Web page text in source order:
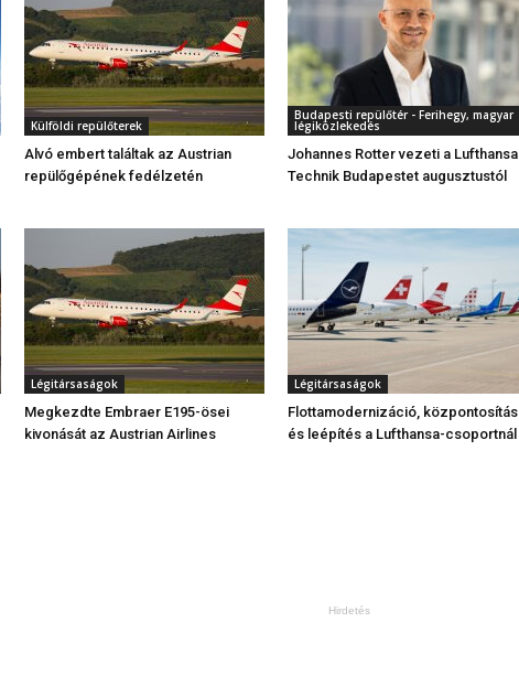
Külföldi repülőterek
Alvó embert találtak az Austrian
repülőgépének fedélzetén
Budapesti repülőtér - Ferihegy, magyar
légiközlekedés
Johannes Rotter vezeti a Lufthansa
Technik Budapestet augusztustól
Légitársaságok
Megkezdte Embraer E195-ösei
kivonását az Austrian Airlines
Légitársaságok
Flottamodernizáció, központosítás
és leépítés a Lufthansa-csoportnál
Hirdetés